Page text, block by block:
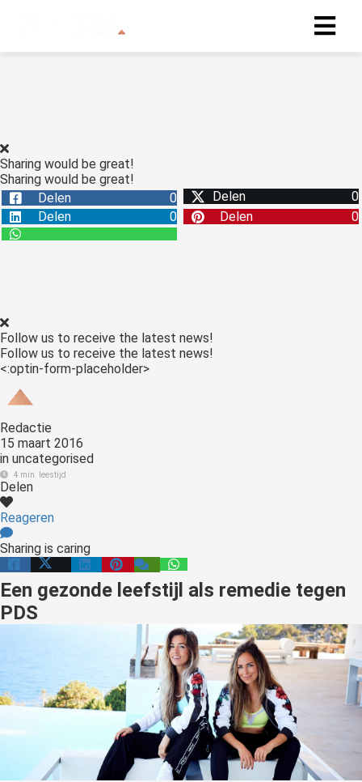
Sharing would be great!
Sharing would be great!
Delen
0 Delen
0
Delen
0 Delen 0
Follow us to receive the latest news!
Follow us to receive the latest news!
<:optin-form-placeholder>
Redactie
15 maart 2016
in uncategorised
4 min. leestijd
Delen
Reageren
Sharing is caring
Een gezonde leefstijl als remedie tegen
PDS